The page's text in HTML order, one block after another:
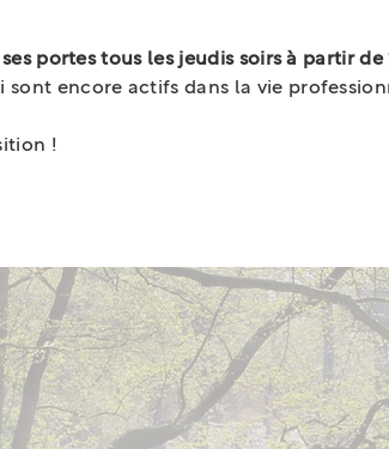
portes tous les jeudis soirs à partir de
encore actifs dans la vie
!